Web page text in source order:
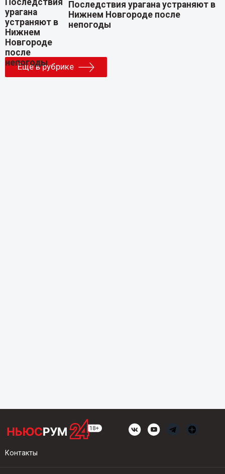
Последствия урагана устраняют в
Нижнем Новгороде после
непогоды
Еще в рубрике
Контакты